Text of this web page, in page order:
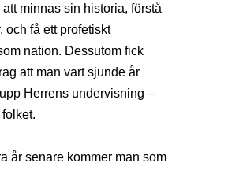
att minnas sin historia, förstå
och få ett profetiskt
nation. Dessutom fick
att man vart sjunde år
Herrens undervisning –
år senare kommer man som